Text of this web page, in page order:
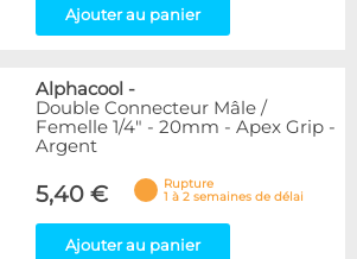
Ajouter au panier
Alphacool -
Double Connecteur Mâle /
Femelle 1/4" - 20mm - Apex Grip -
Argent
5,40 €
Rupture
1 à 2 semaines de délai
Ajouter au panier